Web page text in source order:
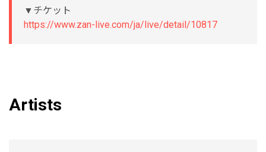
▼チケット
https://www.zan-live.com/ja/live/detail/10817
Artists